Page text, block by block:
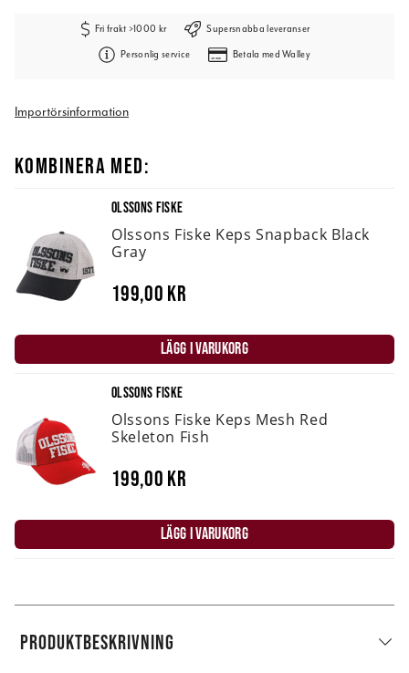
Fri frakt >1000 kr Supersnabba leveranser
Personlig service Betala med Walley
Importörsinformation
KOMBINERA MED:
OLSSONS FISKE
Olssons Fiske Keps Snapback Black
Gray
199,00 kr
LÄGG I VARUKORG
OLSSONS FISKE
Olssons Fiske Keps Mesh Red
Skeleton Fish
199,00 kr
LÄGG I VARUKORG
PRODUKTBESKRIVNING